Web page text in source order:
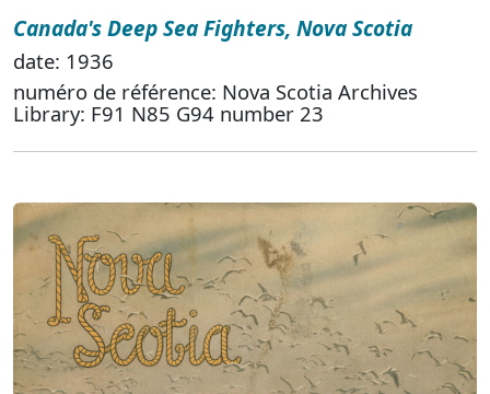
Canada's Deep Sea Fighters, Nova Scotia
date: 1936
numéro de référence: Nova Scotia Archives
Library: F91 N85 G94 number 23